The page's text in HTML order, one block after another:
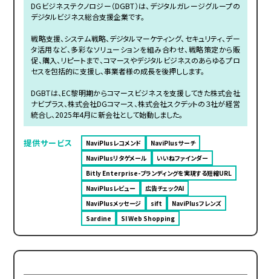
DGビジネステクノロジー（DGBT）は、デジタルガレージグループの
デジタルビジネス総合支援企業です。
戦略支援、システム戦略、デジタルマーケティング、セキュリティ、デー
タ活用など、多彩なソリューションを組み合わせ、戦略策定から販
促、購入、リピートまで、コマースやデジタルビジネスのあらゆるプロ
セスを包括的に支援し、事業者様の成長を後押しします。
DGBTは、EC黎明期からコマースビジネスを支援してきた株式会社
ナビプラス、株式会社DGコマース、株式会社スクデットの３社が経営
統合し、2025年4月に新会社として始動しました。
提供サービス NaviPlusレコメンド
NaviPlusサーチ
NaviPlusリタゲメール
いいねファインダー
Bitly Enterprise-ブランディングを実現する短縮URL
NaviPlusレビュー
広告チェックAI
NaviPlusメッセージ
sift
NaviPlusフレンズ
Sardine
SI Web Shopping